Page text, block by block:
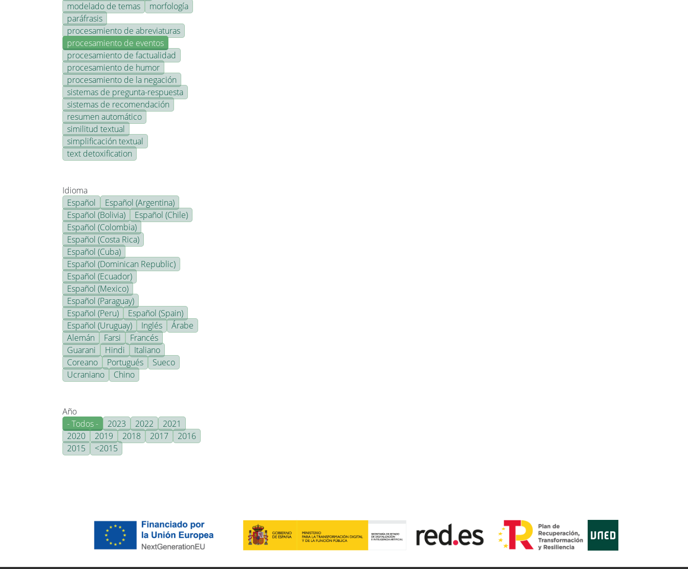
modelado de temas
morfología
paráfrasis
procesamiento de abreviaturas
procesamiento de eventos
procesamiento de factualidad
procesamiento de humor
procesamiento de la negación
sistemas de pregunta-respuesta
sistemas de recomendación
resumen automático
similitud textual
simplificación textual
text detoxification
Idioma
Español
Español (Argentina)
Español (Bolivia)
Español (Chile)
Español (Colombia)
Español (Costa Rica)
Español (Cuba)
Español (Dominican Republic)
Español (Ecuador)
Español (Mexico)
Español (Paraguay)
Español (Peru)
Español (Spain)
Español (Uruguay)
Inglés
Árabe
Alemán
Farsi
Francés
Guarani
Hindi
Italiano
Coreano
Portugués
Sueco
Ucraniano
Chino
Año
- Todos -
2023 2022
2021
2020
2019 2018 2017
2016
2015
<2015